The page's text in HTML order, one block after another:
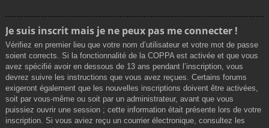
Je suis inscrit mais je ne peux pas me connecter !
Vérifiez en premier lieu que votre nom d’utilisateur et votre mot de passe
soient corrects. Si la fonctionnalité de la COPPA est activée et que vous
avez spécifié avoir en dessous de 13 ans pendant l’inscription, vous
devrez suivre les instructions que vous avez reçues. Certains forums
exigeront également que les nouvelles inscriptions doivent être activées,
soit par vous-même ou soit par un administrateur, avant que vous
puissiez ouvrir une session ; cette information était présente lors de votre
inscription. Si vous aviez reçu un courrier électronique, consultez les